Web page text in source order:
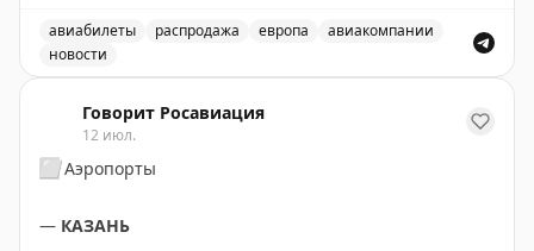
easyJet продаёт свой бизнес Apollo, открылся люкс-
лаунж в Manchester Airport. Выгодные предложения:
предлагает привлекательные тарифы на Mint, Virgin
Atlantic запустила кэшбэк до £250 с American Express.
В программах лояльности: Avios на 33% дороже в BA
Heathrow Terminal 4. Рекомендуется подписаться на
авиабилеты распродажа европа
авиакомпании
новости
Говорит Росавиация
12 июл.
⬜️Аэропорты
— КАЗАНЬ